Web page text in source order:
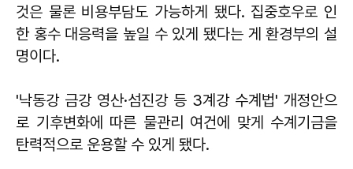
것은 물론 비용부담도 가능하게 됐다. 집중호우로 인
한 홍수 대응력을 높일 수 있게 됐다는 게 환경부의 설
명이다.
'낙동강 금강 영산·섬진강 등 3계강 수계법' 개정안으
로 기후변화에 따른 물관리 여건에 맞게 수계기금을
탄력적으로 운용할 수 있게 됐다.